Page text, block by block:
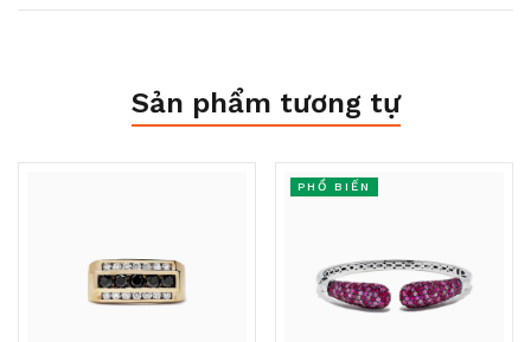
Sản phẩm tương tự
PHỔ BIẾN